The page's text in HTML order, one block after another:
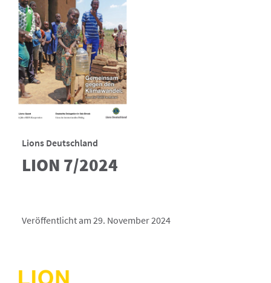
Lions Deutschland
LION 7/2024
Veröffentlicht am 29. November 2024